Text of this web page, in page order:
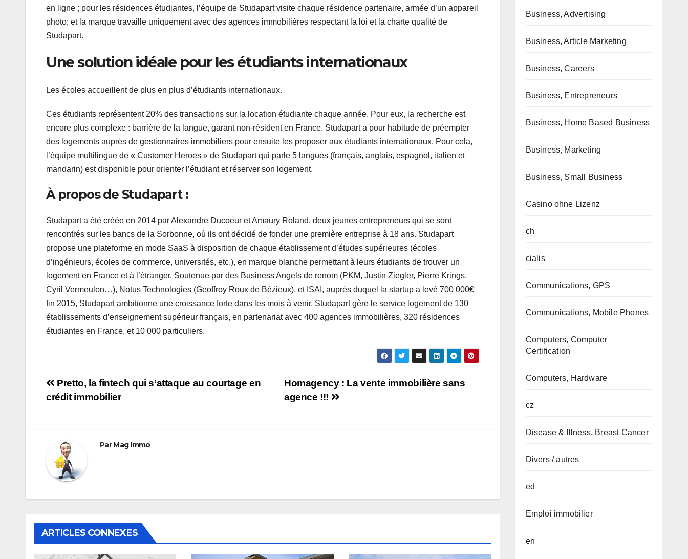
en ligne ; pour les résidences étudiantes, l’équipe de Studapart visite chaque résidence partenaire, armée d’un appareil
photo; et la marque travaille uniquement avec des agences immobilières respectant la loi et la charte qualité de
Studapart.
Une solution idéale pour les étudiants internationaux
Les écoles accueillent de plus en plus d’étudiants internationaux.
Ces étudiants représentent 20% des transactions sur la location étudiante chaque année. Pour eux, la recherche est
encore plus complexe : barrière de la langue, garant non-résident en France. Studapart a pour habitude de préempter
des logements auprès de gestionnaires immobiliers pour ensuite les proposer aux étudiants internationaux. Pour cela,
l’équipe multilingue de « Customer Heroes » de Studapart qui parle 5 langues (français, anglais, espagnol, italien et
mandarin) est disponible pour orienter l’étudiant et réserver son logement.
À propos de Studapart :
Studapart a été créée en 2014 par Alexandre Ducoeur et Amaury Roland, deux jeunes entrepreneurs qui se sont
rencontrés sur les bancs de la Sorbonne, où ils ont décidé de fonder une première entreprise à 18 ans. Studapart
propose une plateforme en mode SaaS à disposition de chaque établissement d’études supérieures (écoles
d’ingénieurs, écoles de commerce, universités, etc.), en marque blanche permettant à leurs étudiants de trouver un
logement en France et à l’étranger. Soutenue par des Business Angels de renom (PKM, Justin Ziegler, Pierre Krings,
Cyril Vermeulen…), Notus Technologies (Geoffroy Roux de Bézieux), et ISAI, auprès duquel la startup a levé 700 000€
fin 2015, Studapart ambitionne une croissance forte dans les mois à venir. Studapart gère le service logement de 130
établissements d’enseignement supérieur français, en partenariat avec 400 agences immobilières, 320 résidences
étudiantes en France, et 10 000 particuliers.
Navigation
Homagency : La vente immobilière sans
agence !!!
Pretto, la fintech qui s’attaque au courtage en
crédit immobilier
ParMag Immo
ARTICLES CONNEXES
Business, Advertising
Business, Article Marketing
Business, Careers
Business, Entrepreneurs
Business, Home Based Business
Business, Marketing
Business, Small Business
Casino ohne Lizenz
ch
cialis
Communications, GPS
Communications, Mobile Phones
Computers, Computer
Certification
Computers, Hardware
cz
Disease & Illness, Breast Cancer
Divers / autres
ed
Emploi immobilier
en